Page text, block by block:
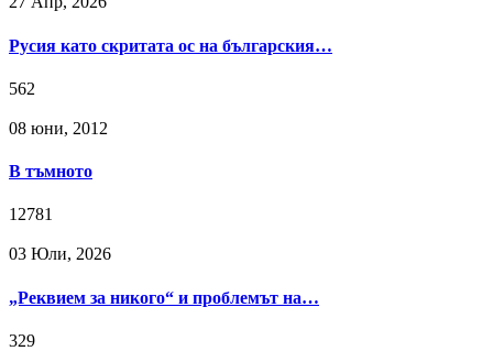
Русия като скритата ос на българския…
562
08 юни, 2012
В тъмното
12781
03 Юли, 2026
„Реквием за никого“ и проблемът на…
329